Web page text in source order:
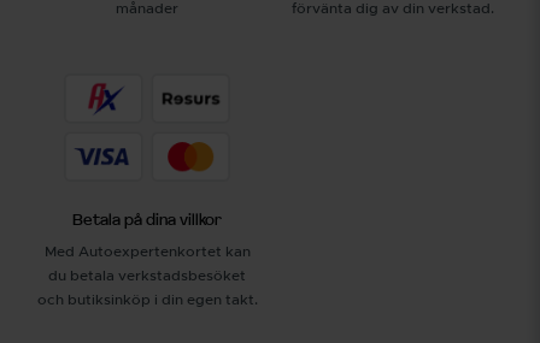
månader
förvänta dig av din verkstad.
Betala på dina villkor
Med Autoexpertenkortet kan
du betala verkstadsbesöket
och butiksinköp i din egen takt.